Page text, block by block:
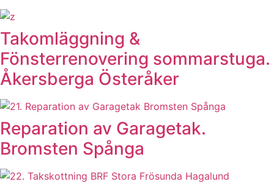
Takomläggning &
Fönsterrenovering sommarstuga.
Åkersberga Österåker
Reparation av Garagetak.
Bromsten Spånga